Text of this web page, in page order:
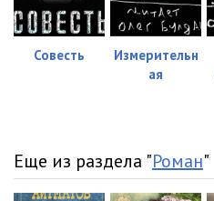
Совесть
Измерительн
ая
Еще из раздела "Роман"